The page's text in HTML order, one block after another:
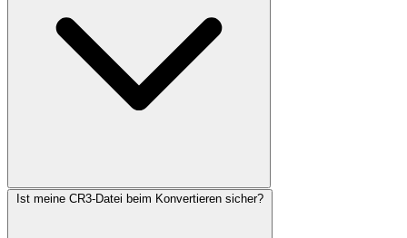
Ist meine CR3-Datei beim Konvertieren sicher?